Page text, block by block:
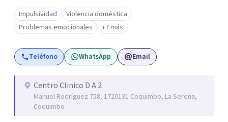
Pareja y el Centro de Diálisis Renacer, coordinando el
Programa de Resocialización Para hombre que ejercen
Violencia contra la Pareja (PRHEVIP) y siendo docente en
la Universidad de Aconcagua impartiendo cátedras de
Psicología Social y Teoría de Sistemas Psicológicos y
Impulsividad
Violencia doméstica
Problemas emocionales
+7 más
Teléfono WhatsApp Email
Centro Clinico D A 2
Manuel Rodríguez 758, 1720131 Coquimbo, La Serena,
Coquimbo